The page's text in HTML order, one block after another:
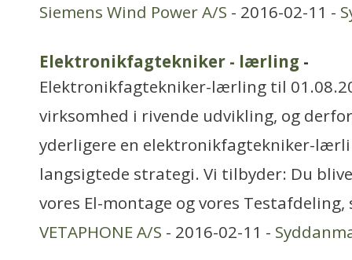
Siemens Wind Power A/S - 2016-02-11 -
Elektronikfagtekniker - lærling -
Elektronikfagtekniker-lærling til
virksomhed i rivende udvikling, og
yderligere en elektronikfagtekniker-
langsigtede strategi. Vi tilbyder: Du
vores El-montage og vores
VETAPHONE A/S - 2016-02-11 -